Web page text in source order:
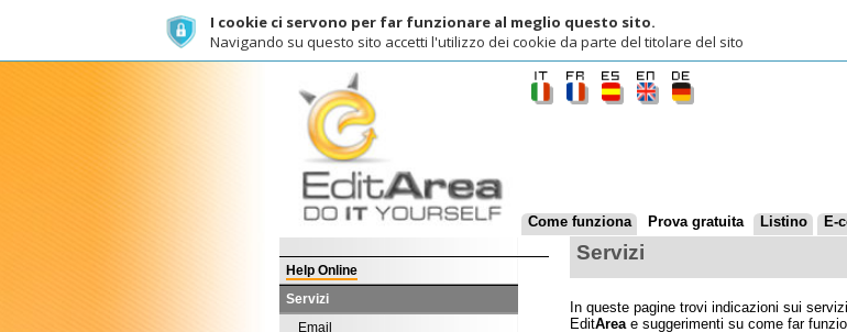
I cookie ci servono per far funzionare al meglio questo sito.
Navigando su questo sito accetti l'utilizzo dei cookie da parte del titolare del sito
Come funziona
Servizi
Email
Configurazione client
Servizi
In queste pagine trovi indicazioni sui servizi accessori di
meglio il tuo sito.